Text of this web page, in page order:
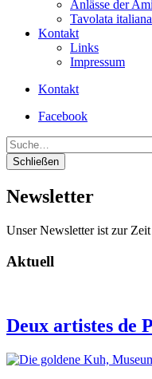
Anlässe der
Tavolata italiana
Kontakt
Links
Impressum
Kontakt
Facebook
Suche
Schließen
Newsletter
Unser Newsletter ist zur
Aktuell
Deux artistes de